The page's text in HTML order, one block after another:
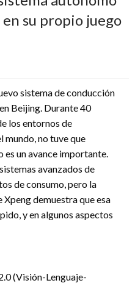
en su propio juego
sistema de conducción
Beijing. Durante 40
los entornos de
mundo, no tuve que
es un avance importante.
avanzados de
de consumo, pero la
demuestra que esa
y en algunos aspectos
(Visión-Lenguaje-